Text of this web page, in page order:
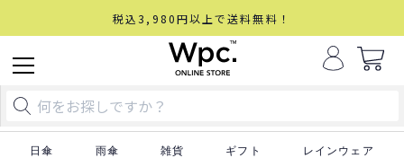
税込3,980円以上で送料無料！
日傘 雨傘 雑貨 ギフト レインウェア